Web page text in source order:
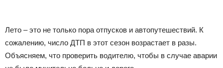
Лето – это не только пора отпусков и автопутешествий. К
сожалению, число ДТП в этот сезон возрастает в разы.
Объясняем, что проверить водителю, чтобы в случае аварии